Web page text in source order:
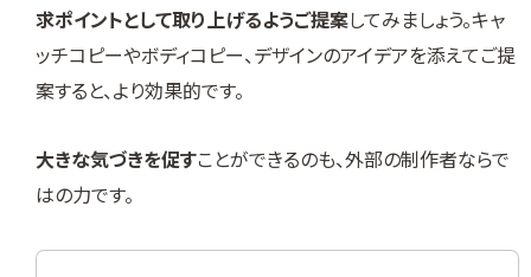
求ポイントとして取り上げるようご提案してみましょう。キャ
ッチコピーやボディコピー、デザインのアイデアを添えてご提
案すると、より効果的です。
大きな気づきを促すことができるのも、外部の制作者ならで
はの力です。